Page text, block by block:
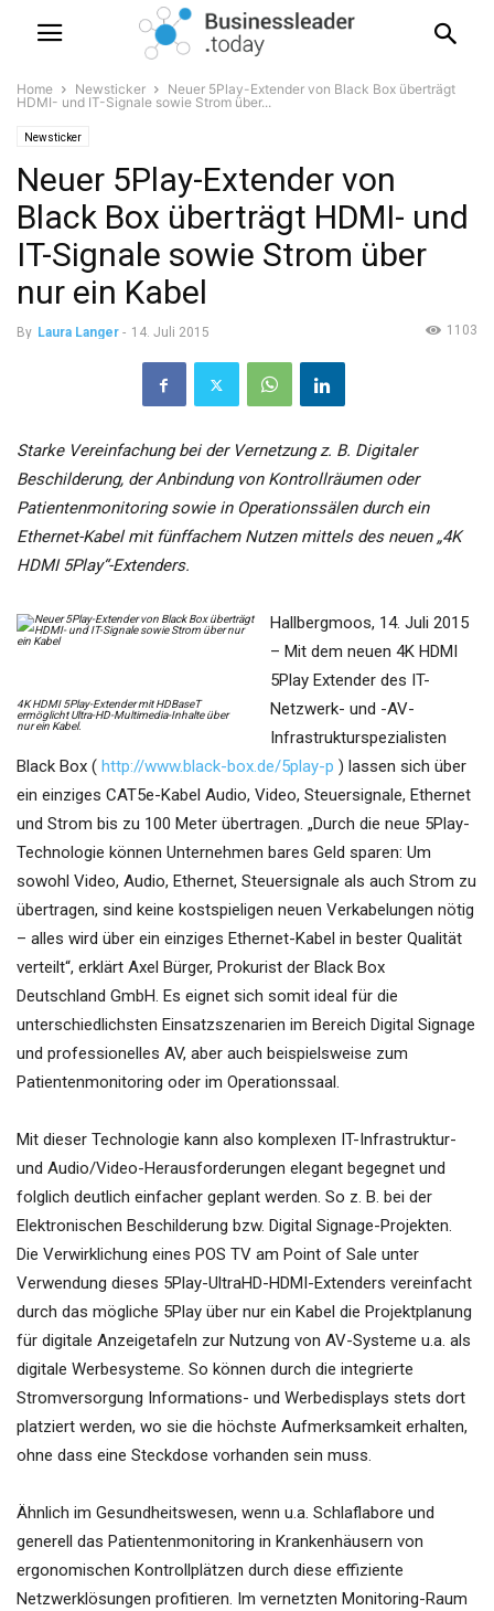
Home Newsticker
Neuer 5Play-Extender von Black Box überträgt
HDMI- und IT-Signale sowie Strom über...
Newsticker
Neuer 5Play-Extender von
Black Box überträgt HDMI- und
IT-Signale sowie Strom über
nur ein Kabel
By Laura Langer - 14. Juli 2015 1103
Starke Vereinfachung bei der Vernetzung z. B. Digitaler
Beschilderung, der Anbindung von Kontrollräumen oder
Patientenmonitoring sowie in Operationssälen durch ein
Ethernet-Kabel mit fünffachem Nutzen mittels des neuen „4K
HDMI 5Play“-Extenders.
4K HDMI 5Play-Extender mit HDBaseT
ermöglicht Ultra-HD-Multimedia-Inhalte über
nur ein Kabel.
Hallbergmoos, 14. Juli 2015
– Mit dem neuen 4K HDMI
5Play Extender des IT-
Netzwerk- und -AV-
Infrastrukturspezialisten
Black Box ( http://www.black-box.de/5play-p ) lassen sich über
ein einziges CAT5e-Kabel Audio, Video, Steuersignale, Ethernet
und Strom bis zu 100 Meter übertragen. „Durch die neue 5Play-
Technologie können Unternehmen bares Geld sparen: Um
sowohl Video, Audio, Ethernet, Steuersignale als auch Strom zu
übertragen, sind keine kostspieligen neuen Verkabelungen nötig
– alles wird über ein einziges Ethernet-Kabel in bester Qualität
verteilt“, erklärt Axel Bürger, Prokurist der Black Box
Deutschland GmbH. Es eignet sich somit ideal für die
unterschiedlichsten Einsatzszenarien im Bereich Digital Signage
und professionelles AV, aber auch beispielsweise zum
Patientenmonitoring oder im Operationssaal.
Mit dieser Technologie kann also komplexen IT-Infrastruktur-
und Audio/Video-Herausforderungen elegant begegnet und
folglich deutlich einfacher geplant werden. So z. B. bei der
Elektronischen Beschilderung bzw. Digital Signage-Projekten.
Die Verwirklichung eines POS TV am Point of Sale unter
Verwendung dieses 5Play-UltraHD-HDMI-Extenders vereinfacht
durch das mögliche 5Play über nur ein Kabel die Projektplanung
für digitale Anzeigetafeln zur Nutzung von AV-Systeme u.a. als
digitale Werbesysteme. So können durch die integrierte
Stromversorgung Informations- und Werbedisplays stets dort
platziert werden, wo sie die höchste Aufmerksamkeit erhalten,
ohne dass eine Steckdose vorhanden sein muss.
Ähnlich im Gesundheitswesen, wenn u.a. Schlaflabore und
generell das Patientenmonitoring in Krankenhäusern von
ergonomischen Kontrollplätzen durch diese effiziente
Netzwerklösungen profitieren. Im vernetzten Monitoring-Raum